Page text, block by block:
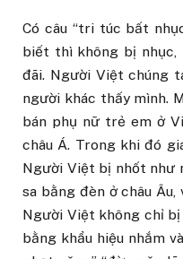
Có câu “tri túc bất
biết thì không bị
đãi. Người Việt chúng
người khác thấy mình.
bán phụ nữ trẻ em ở
châu Á. Trong khi đó
Người Việt bị nhốt
sa bằng đèn ở châu
Người Việt không chỉ
bằng khẩu hiệu nhắm